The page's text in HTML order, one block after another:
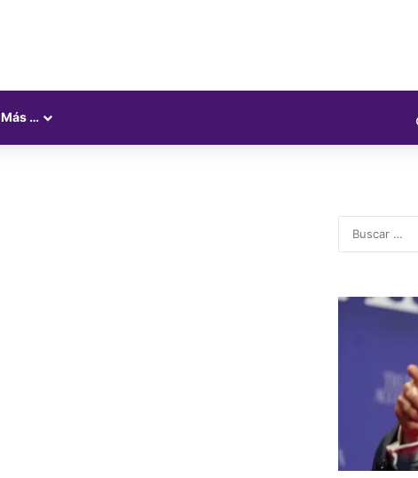
Más …